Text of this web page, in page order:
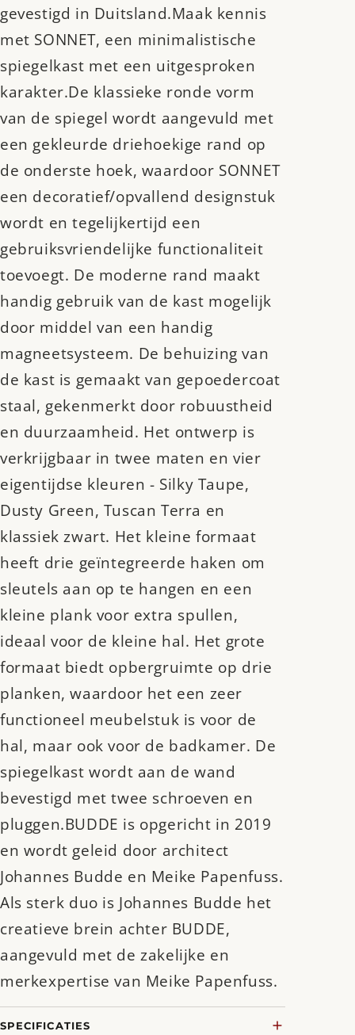
gevestigd in Duitsland.Maak kennis
met SONNET, een minimalistische
spiegelkast met een uitgesproken
karakter.De klassieke ronde vorm
van de spiegel wordt aangevuld met
een gekleurde driehoekige rand op
de onderste hoek, waardoor SONNET
een decoratief/opvallend designstuk
wordt en tegelijkertijd een
gebruiksvriendelijke functionaliteit
toevoegt. De moderne rand maakt
handig gebruik van de kast mogelijk
door middel van een handig
magneetsysteem. De behuizing van
de kast is gemaakt van gepoedercoat
staal, gekenmerkt door robuustheid
en duurzaamheid. Het ontwerp is
verkrijgbaar in twee maten en vier
eigentijdse kleuren - Silky Taupe,
Dusty Green, Tuscan Terra en
klassiek zwart. Het kleine formaat
heeft drie geïntegreerde haken om
sleutels aan op te hangen en een
kleine plank voor extra spullen,
ideaal voor de kleine hal. Het grote
formaat biedt opbergruimte op drie
planken, waardoor het een zeer
functioneel meubelstuk is voor de
hal, maar ook voor de badkamer. De
spiegelkast wordt aan de wand
bevestigd met twee schroeven en
pluggen.BUDDE is opgericht in 2019
en wordt geleid door architect
Johannes Budde en Meike Papenfuss.
Als sterk duo is Johannes Budde het
creatieve brein achter BUDDE,
aangevuld met de zakelijke en
merkexpertise van Meike Papenfuss.
SPECIFICATIES